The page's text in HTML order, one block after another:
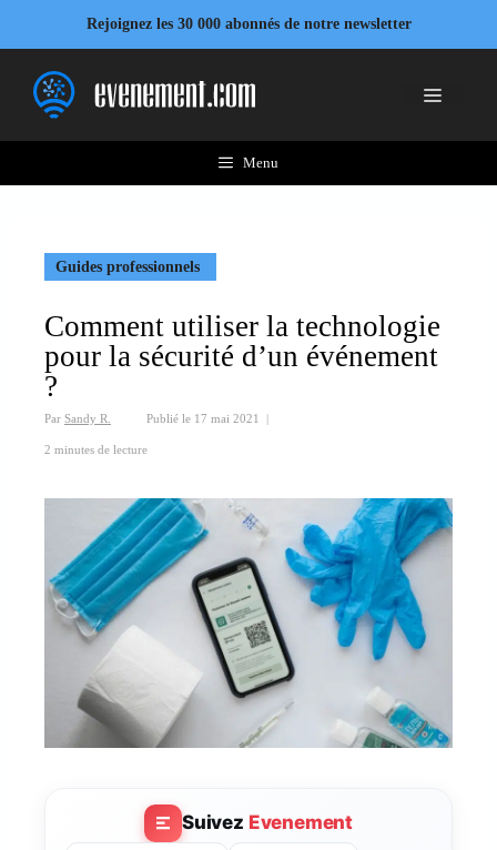
contenu
Rejoignez les 30 000 abonnés de notre newsletter
Menu
Menu
Guides professionnels
Comment utiliser la technologie
pour la sécurité d’un événement
?
Par Sandy R. Publié le 17 mai 2021 |
2 minutes de lecture
Suivez Evenement